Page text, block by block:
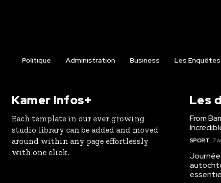
Politique Administration Business Les
Kamer Infos+
Each template in our ever growing
studio library can be added and moved
around within any page effortlessly
with one click.
Les
From
SPORT 7